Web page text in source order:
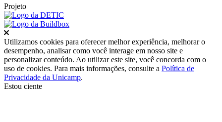
Projeto
Fechar
Utilizamos cookies para oferecer melhor experiência, melhorar o
desempenho, analisar como você interage em nosso site e
personalizar conteúdo. Ao utilizar este site, você concorda com o
uso de cookies. Para mais informações, consulte a Política de
Privacidade da Unicamp.
Estou ciente